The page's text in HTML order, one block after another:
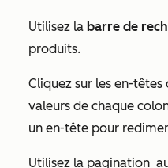
Utilisez la barre de
produits.
Cliquez sur les en-têtes
valeurs de chaque
un en-tête pour
Utilisez la pagination